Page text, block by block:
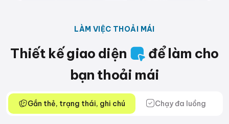
LÀM VIỆC THOẢI MÁI
Thiết kế giao diện
để làm cho
bạn thoải mái
Gắn thẻ, trạng thái, ghi chú Chạy đa luồng